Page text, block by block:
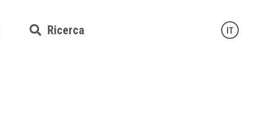
Ricerca IT